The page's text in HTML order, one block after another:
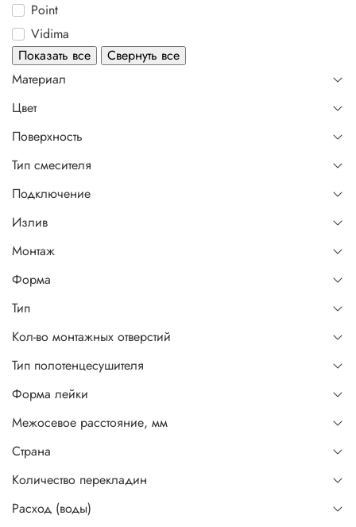
Point
Vidima
Показать все
Свернуть все
Материал
Цвет
Поверхность
Тип смесителя
Подключение
Излив
Монтаж
Форма
Тип
Кол-во монтажных отверстий
Тип полотенцесушителя
Форма лейки
Межосевое расстояние, мм
Страна
Количество перекладин
Расход (воды)